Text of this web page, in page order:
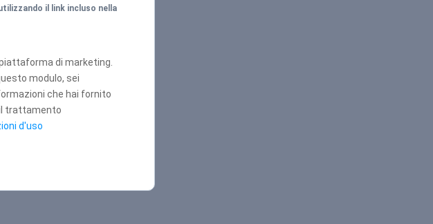
il link incluso nella
di marketing.
modulo, sei
che hai fornito
trattamento
d'uso